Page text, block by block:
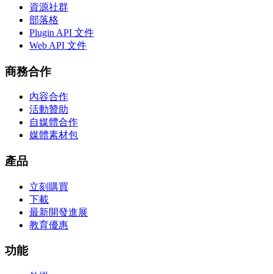
資源社群
部落格
Plugin API 文件
Web API 文件
商務合作
內容合作
活動贊助
自媒體合作
媒體素材包
產品
立刻購買
下載
最新開發進展
教育優惠
功能